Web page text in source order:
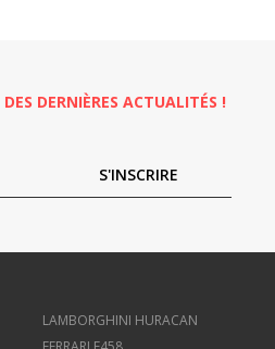
DES DERNIÈRES ACTUALITÉS !
S'INSCRIRE
LAMBORGHINI HURACAN